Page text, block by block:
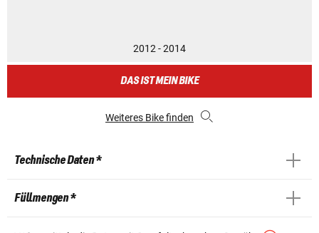
2012 - 2014
DAS IST MEIN BIKE
Weiteres Bike finden
Technische Daten *
Füllmengen *